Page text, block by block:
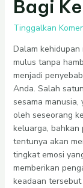
Bagi
Tinggalkan
Dalam
mulus tanpa
menjadi
Anda. Salah
sesama
oleh seseorang
keluarga,
tentunya akan
tingkat emosi
memberikan
keadaan
Lain
Kehidupan